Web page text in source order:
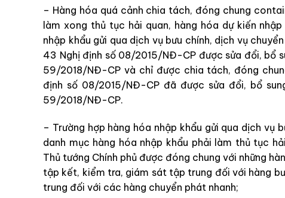
– Hàng hóa quá cảnh chia tách, đóng chung
làm xong thủ tục hải quan, hàng hóa dự kiến
nhập khẩu gửi qua dịch vụ bưu chính, dịch vụ
43 Nghị định số 08/2015/NĐ-CP được sửa đổi, bổ
59/2018/NĐ-CP và chỉ được chia tách, đóng
định số 08/2015/NĐ-CP đã được sửa đổi, bổ
59/2018/NĐ-CP.
– Trường hợp hàng hóa nhập khẩu gửi qua dịch vụ
danh mục hàng hóa nhập khẩu phải làm thủ tục
Thủ tướng Chính phủ được đóng chung với những
tập kết, kiểm tra, giám sát tập trung đối với hàng
trung đối với các hàng chuyển phát nhanh;